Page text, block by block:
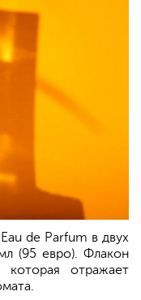
de Parfum в двух
(95 евро). Флакон
отражает